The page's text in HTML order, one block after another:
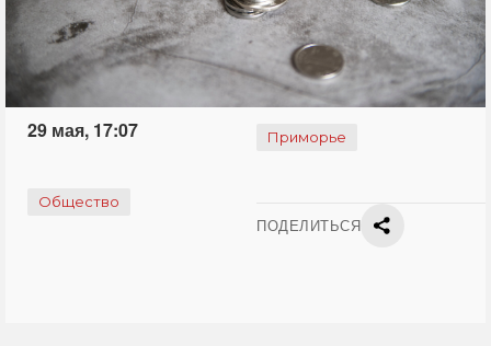
29 мая, 17:07 Приморье
Общество
ПОДЕЛИТЬСЯ